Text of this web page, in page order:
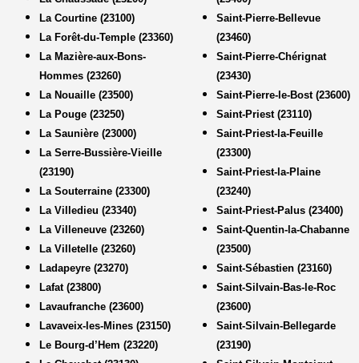
La Courtine (23100)
La Forêt-du-Temple (23360)
La Mazière-aux-Bons-
Hommes (23260)
La Nouaille (23500)
La Pouge (23250)
La Saunière (23000)
La Serre-Bussière-Vieille
(23190)
La Souterraine (23300)
La Villedieu (23340)
La Villeneuve (23260)
La Villetelle (23260)
Ladapeyre (23270)
Lafat (23800)
Lavaufranche (23600)
Lavaveix-les-Mines (23150)
Le Bourg-d’Hem (23220)
Saint-Pierre-Bellevue
(23460)
Saint-Pierre-Chérignat
(23430)
Saint-Pierre-le-Bost (23600)
Saint-Priest (23110)
Saint-Priest-la-Feuille
(23300)
Saint-Priest-la-Plaine
(23240)
Saint-Priest-Palus (23400)
Saint-Quentin-la-Chabanne
(23500)
Saint-Sébastien (23160)
Saint-Silvain-Bas-le-Roc
(23600)
Saint-Silvain-Bellegarde
(23190)